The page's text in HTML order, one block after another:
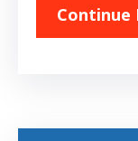
Continue